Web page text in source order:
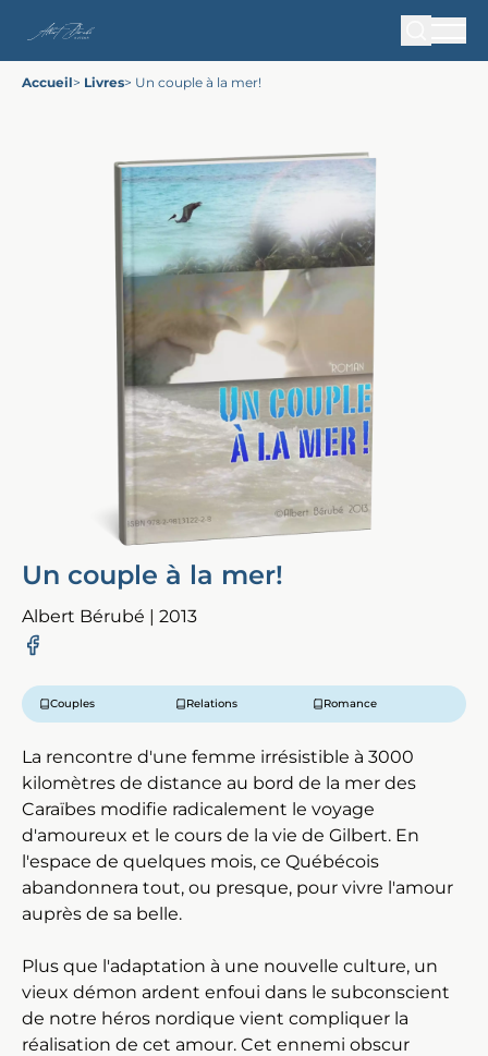
Accueil> Livres> Un couple à la mer!
Un couple à la mer!
Albert Bérubé | 2013
Couples Relations Romance
La rencontre d'une femme irrésistible à 3000
kilomètres de distance au bord de la mer des
Caraïbes modifie radicalement le voyage
d'amoureux et le cours de la vie de Gilbert. En
l'espace de quelques mois, ce Québécois
abandonnera tout, ou presque, pour vivre l'amour
auprès de sa belle.
Plus que l'adaptation à une nouvelle culture, un
vieux démon ardent enfoui dans le subconscient
de notre héros nordique vient compliquer la
réalisation de cet amour. Cet ennemi obscur